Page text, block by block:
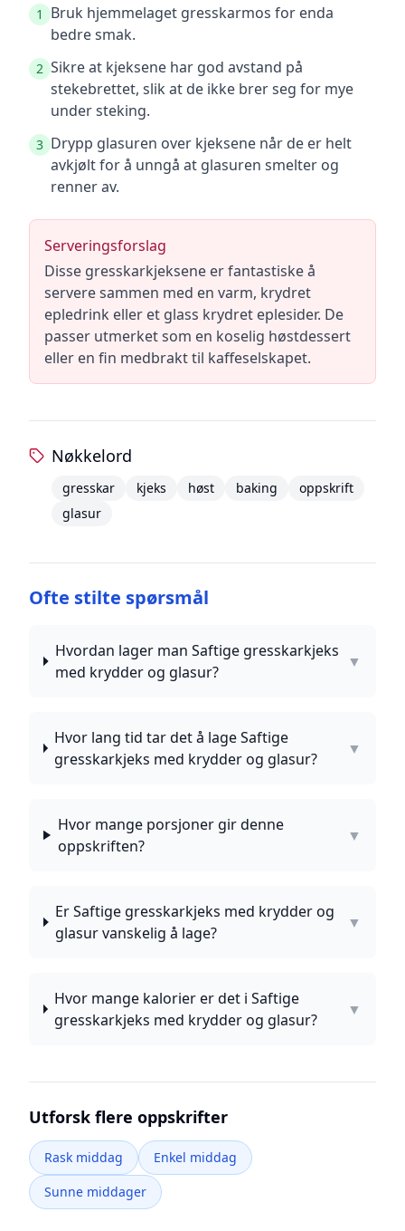
1
Bruk hjemmelaget gresskarmos for enda
bedre smak.
2 Sikre at kjeksene har god avstand på
stekebrettet, slik at de ikke brer seg for mye
under steking.
3 Drypp glasuren over kjeksene når de er helt
avkjølt for å unngå at glasuren smelter og
renner av.
Serveringsforslag
Disse gresskarkjeksene er fantastiske å
servere sammen med en varm, krydret
epledrink eller et glass krydret eplesider. De
passer utmerket som en koselig høstdessert
eller en fin medbrakt til kaffeselskapet.
Nøkkelord
gresskar kjeks høst baking
oppskrift
glasur
Ofte stilte spørsmål
Hvordan lager man Saftige gresskarkjeks
med krydder og glasur?
▼
Hvor lang tid tar det å lage Saftige
gresskarkjeks med krydder og glasur?
▼
Hvor mange porsjoner gir denne
oppskriften?
▼
Er Saftige gresskarkjeks med krydder og
glasur vanskelig å lage?
▼
Hvor mange kalorier er det i Saftige
gresskarkjeks med krydder og glasur?
▼
Utforsk flere oppskrifter
Rask middag
Enkel middag
Sunne middager